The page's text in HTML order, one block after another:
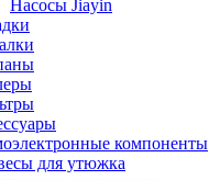
Насосы Jiayin
компоненты
для утюжка